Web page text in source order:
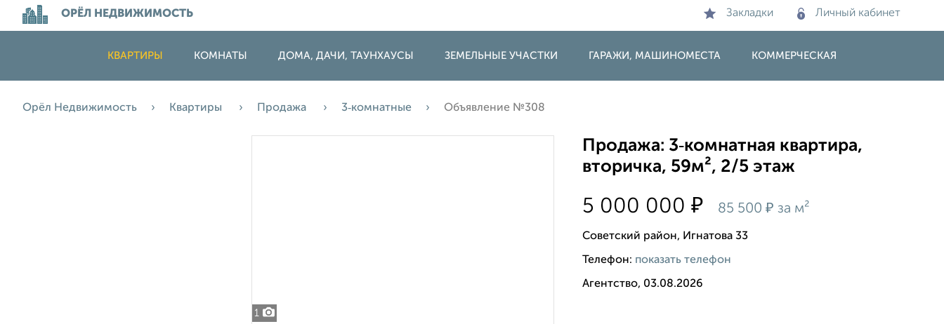
ОРЁЛ НЕДВИЖИМОСТЬ Закладки Личный кабинет
КВАРТИРЫ КОМНАТЫ ДОМА, ДАЧИ, ТАУНХАУСЫ ЗЕМЕЛЬНЫЕ УЧАСТКИ ГАРАЖИ, МАШИНОМЕСТА КОММЕРЧЕСКАЯ
Орёл Недвижимость Квартиры Продажа 3‑комнатные Объявление №308
1
Продажа: 3‑комнатная квартира,
вторичка, 59м², 2/5 этаж
5 000 000₽ 85 500₽ за м²
Советский район, Игнатова 33
Телефон: показать телефон
Агентство, 03.08.2026